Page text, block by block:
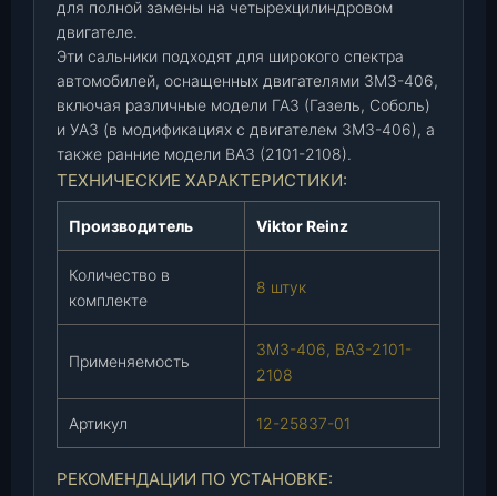
k
t
o
r
R
e
n
"
В
для полной замены на четырехцилиндровом
двигателе.
Эти сальники подходят для широкого спектра
автомобилей, оснащенных двигателями ЗМЗ-406,
включая различные модели ГАЗ (Газель, Соболь)
и УАЗ (в модификациях с двигателем ЗМЗ-406), а
также ранние модели ВАЗ (2101-2108).
ТЕХНИЧЕСКИЕ ХАРАКТЕРИСТИКИ:
Производитель Viktor Reinz
Количество в
комплекте
8 штук
Применяемость
ЗМЗ-406, ВАЗ-2101-
2108
Артикул 12-25837-01
РЕКОМЕНДАЦИИ ПО УСТАНОВКЕ: